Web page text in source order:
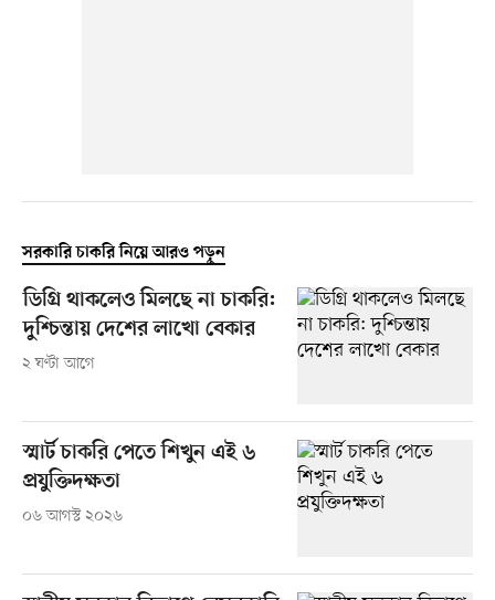
সরকারি চাকরি নিয়ে আরও পড়ুন
ডিগ্রি থাকলেও মিলছে না চাকরি:
দুশ্চিন্তায় দেশের লাখো বেকার
২ ঘণ্টা আগে
স্মার্ট চাকরি পেতে শিখুন এই ৬
প্রযুক্তিদক্ষতা
০৬ আগস্ট ২০২৬